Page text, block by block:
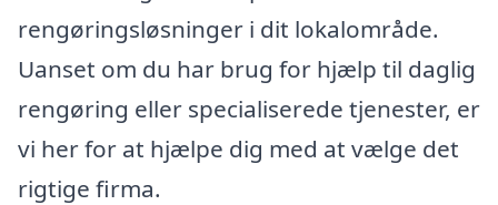
rengøringsløsninger i dit lokalområde.
Uanset om du har brug for hjælp til daglig
rengøring eller specialiserede tjenester, er
vi her for at hjælpe dig med at vælge det
rigtige firma.